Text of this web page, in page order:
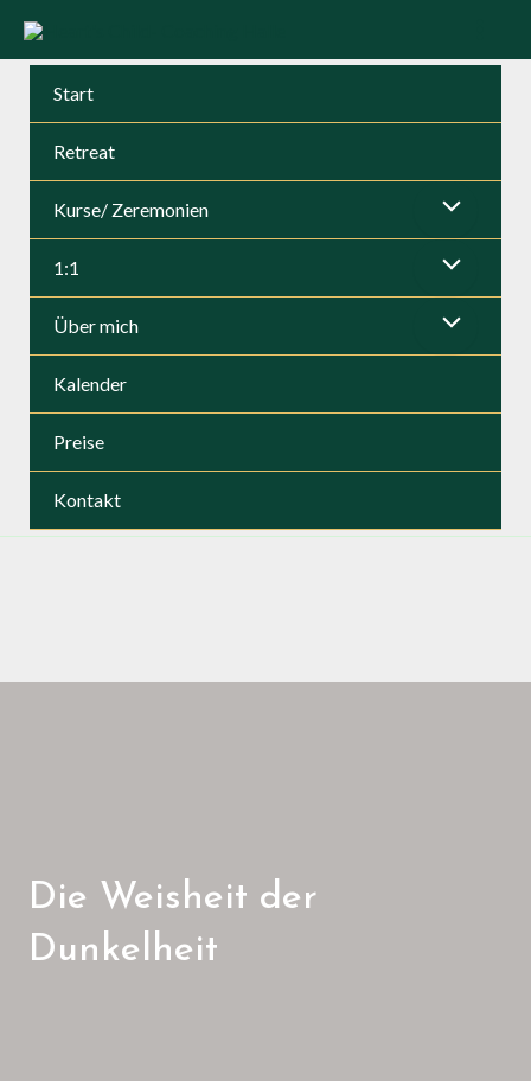
Inhalt
Main
Start
Retreat
Kurse/ Zeremonien Menü
umschalten
1:1 Menü
umschalten
Über mich Menü
Kalender
Preise
Kontakt
Die Weisheit der
Dunkelheit